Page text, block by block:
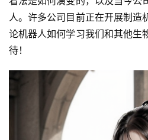
人。许多公司目前正在开展制造
论机器人如何学习我们和其他生
待！